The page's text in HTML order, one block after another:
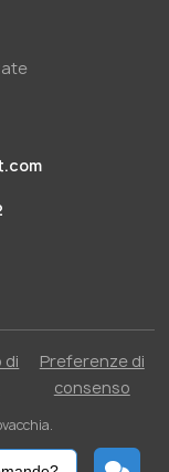
di
Preferenze di
consenso